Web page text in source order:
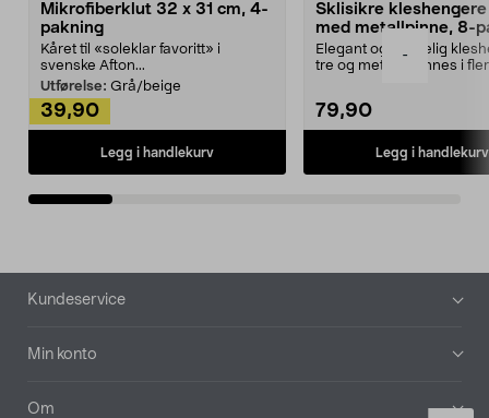
-
Mikrofiberklut 32 x 31 cm, 4-
pakning
Kåret til «soleklar favoritt» i
svenske Afton...
Utførelse: Grå/beige
39,90
Legg i handlekurv
Sklisikre
med metallpinne, 8-
Elegant og skikkelig
tre og metall – finnes i
79,90
Legg i handlekurv
Bunntekst
Kundeservice
Min konto
Om